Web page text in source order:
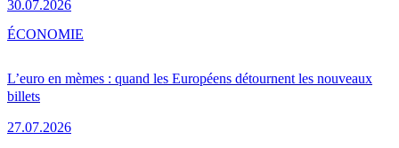
30.07.2026
L’euro en mèmes : quand les Européens détournent les nouveaux
billets
27.07.2026
ÉCONOMIE